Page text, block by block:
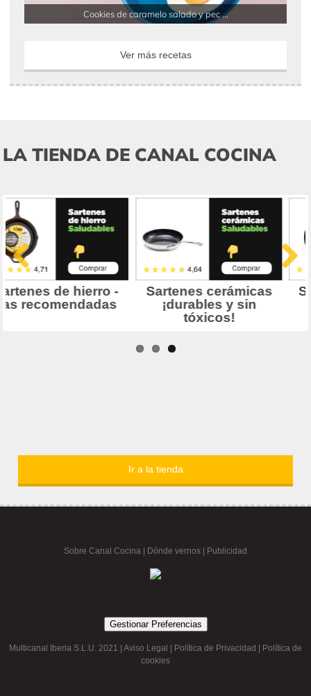
Cookies de caramelo salado y pec ...
Ver más recetas
LA TIENDA DE CANAL COCINA
Ir a la tienda
Sobre Canal Cocina Dónde vernos | Publicidad
Gestionar Preferencias
Multicanal Iberia S.L.U. 2021 | Aviso Legal Política de Privacidad
Política de
cookies